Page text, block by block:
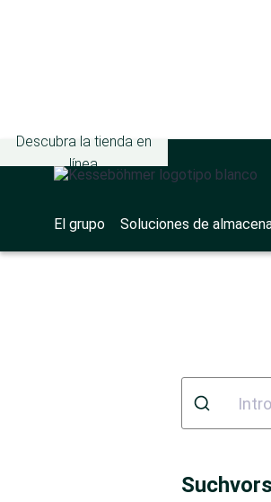
Descubra la tienda en
línea
El grupo Soluciones de